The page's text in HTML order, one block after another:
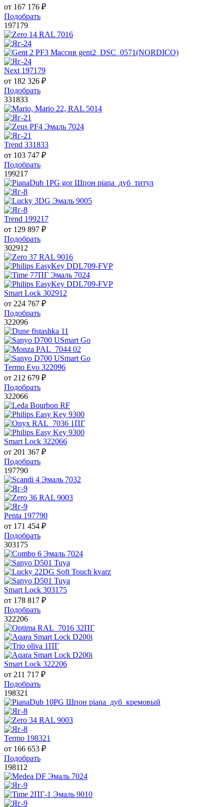
от 167 176 ₽
Подобрать
197179
Next 197179
от 182 326 ₽
Подобрать
331833
Trend 331833
от 103 747 ₽
Подобрать
199217
Trend 199217
от 129 897 ₽
Подобрать
302912
Smart Lock 302912
от 224 767 ₽
Подобрать
322096
Termo Evo 322096
от 212 679 ₽
Подобрать
322066
Smart Lock 322066
от 201 367 ₽
Подобрать
197790
Penta 197790
от 171 454 ₽
Подобрать
303175
Smart Lock 303175
от 178 817 ₽
Подобрать
322206
Smart Lock 322206
от 211 717 ₽
Подобрать
198321
Termo 198321
от 166 653 ₽
Подобрать
198112